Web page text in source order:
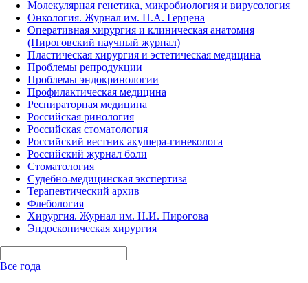
Молекулярная генетика, микробиология и вирусология
Онкология. Журнал им. П.А. Герцена
Оперативная хирургия и клиническая анатомия
(Пироговский научный журнал)
Пластическая хирургия и эстетическая медицина
Проблемы репродукции
Проблемы эндокринологии
Профилактическая медицина
Респираторная медицина
Российская ринология
Российская стоматология
Российский вестник акушера-гинеколога
Российский журнал боли
Стоматология
Судебно-медицинская экспертиза
Терапевтический архив
Флебология
Хирургия. Журнал им. Н.И. Пирогова
Эндоскопическая хирургия
Все года